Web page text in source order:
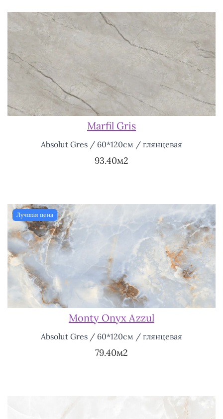
Marfil Gris
Absolut Gres / 60*120см / глянцевая
93.40м2
Лучшая цена
Monty Onyx Azzul
Absolut Gres / 60*120см / глянцевая
79.40м2